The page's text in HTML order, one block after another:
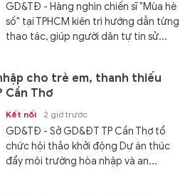
GD&TĐ - Hàng nghìn chiến sĩ "Mùa hè
số" tại TPHCM kiên trì hướng dẫn từng
thao tác, giúp người dân tự tin sử...
cho trẻ em, thanh thiếu
Cần Thơ
Kết nối 2 giờ trước
GD&TĐ - Sở GD&ĐT TP Cần Thơ tổ
chức hội thảo khởi động Dự án thúc
đẩy môi trường hòa nhập và an...